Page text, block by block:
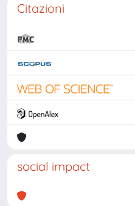
Citazioni
social impact